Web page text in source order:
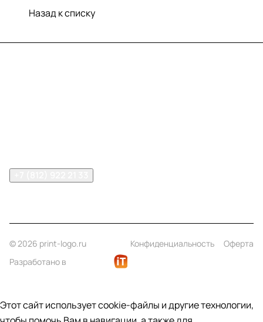
Назад к списку
© 2026 print-logo.ru Конфиденциальность
Оферта
Разработано в
Этот сайт использует cookie-файлы и другие технологии,